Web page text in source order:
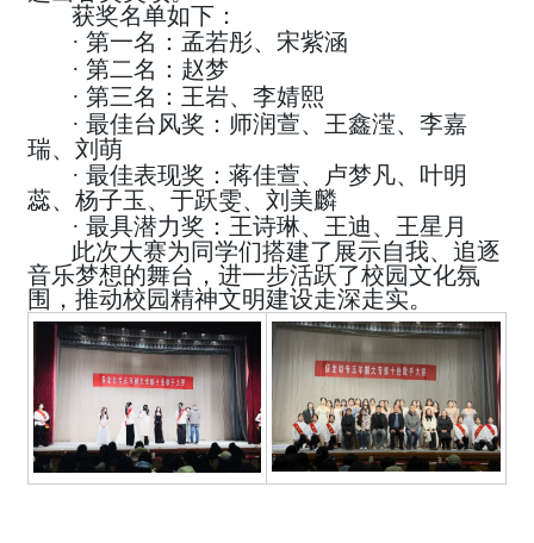
获奖名单如下：
· 第一名：孟若彤、宋紫涵
· 第二名：赵梦
· 第三名：王岩、李婧熙
· 最佳台风奖：师润萱、王鑫滢、李嘉
瑞、刘萌
· 最佳表现奖：蒋佳萱、卢梦凡、叶明
蕊、杨子玉、于跃雯、刘美麟
· 最具潜力奖：王诗琳、王迪、王星月
此次大赛为同学们搭建了展示自我、追逐
音乐梦想的舞台，进一步活跃了校园文化氛
围，推动校园精神文明建设走深走实。